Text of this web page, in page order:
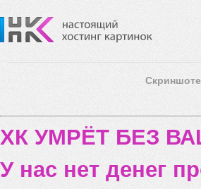
ХК УМРЁТ БЕЗ
У нас нет денег